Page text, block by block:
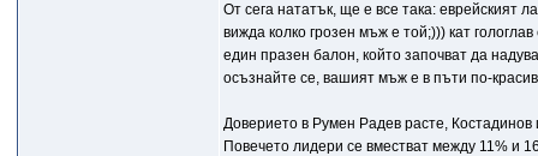
От сега нататък, ще е все така: еврейският
вижда колко грозен мъж е той;))) кат
един празен балон, който започват да
осъзнайте се, вашият мъж е в пъти по-
Доверието в Румен Радев расте, Костадинов
Повечето лидери се вместват между 11% и